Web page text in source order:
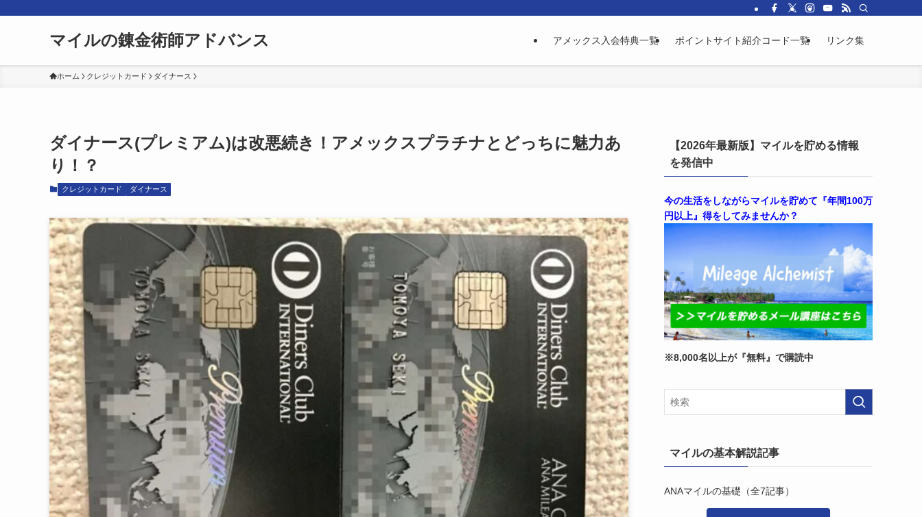
マイルの錬金術師アドバンス アメックス入会特典一覧 ポイントサイト紹介コード一覧 リンク集
ホーム クレジットカード ダイナース
ダイナース(プレミアム)は改悪続き！アメックスプラチナとどっちに魅力あ
り！？
クレジットカード ダイナース
【2026年最新版】マイルを貯める情報
を発信中
今の生活をしながらマイルを貯めて『年間100万
円以上』得をしてみませんか？
※8,000名以上が『無料』で購読中
マイルの基本解説記事
ANAマイルの基礎（全7記事）